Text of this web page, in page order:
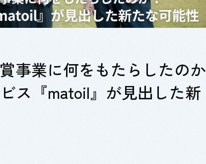
事業に何をもたらしたのか
ス『matoil』が見出した新